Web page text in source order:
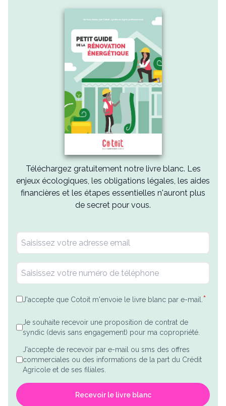
Téléchargez gratuitement notre livre blanc. Les
enjeux écologiques, les obligations légales, les aides
financières et les étapes essentielles n'auront plus
de secret pour vous.
J'accepte que Cotoit m'envoie le livre blanc par e-mail. *
Je souhaite recevoir une proposition de contrat de
syndic (devis sans engagement) pour ma copropriété.
J'accepte de recevoir par e-mail ou sms des offres
commerciales ou des informations de la part du Crédit
Agricole et de ses filiales.
Recevoir le livre blanc